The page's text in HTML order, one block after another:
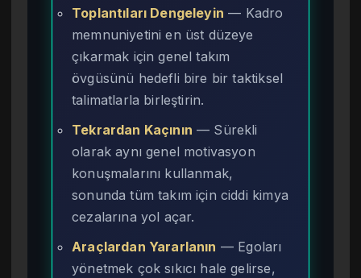
Toplantıları Dengeleyin — Kadro
memnuniyetini en üst düzeye
çıkarmak için genel takım
övgüsünü hedefli bire bir taktiksel
talimatlarla birleştirin.
Tekrardan Kaçının — Sürekli
olarak aynı genel motivasyon
konuşmalarını kullanmak,
sonunda tüm takım için ciddi kimya
cezalarına yol açar.
Araçlardan Yararlanın — Egoları
yönetmek çok sıkıcı hale gelirse,